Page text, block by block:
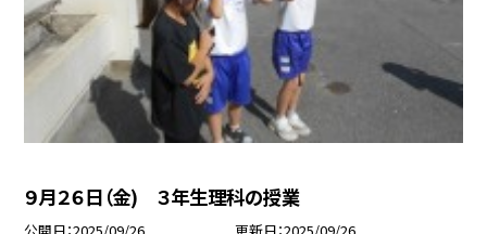
９月２６日（金) ３年生理科の授業